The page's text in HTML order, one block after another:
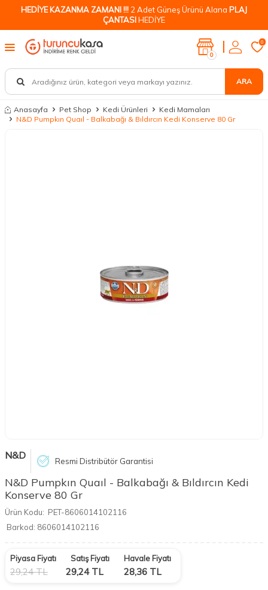
HEDİYE KAZANMA ZAMANI !!! 2 Adet Güneş Ürünü Alana PLAJ
ÇANTASIHEDİYE
ARA
0
0
Anasayfa Pet Shop Kedi Ürünleri
Kedi Mamaları
N&D Pumpkın Quaıl - Balkabağı & Bıldırcın Kedi Konserve 80 Gr
N&D Resmi Distribütör Garantisi
N&D Pumpkın Quaıl - Balkabağı & Bıldırcın Kedi
Konserve 80 Gr
Ürün Kodu: PET-8606014102116
Barkod: 8606014102116
Piyasa Fiyatı
29,24TL
Satış Fiyatı
29,24TL
Havale Fiyatı
28,36 TL